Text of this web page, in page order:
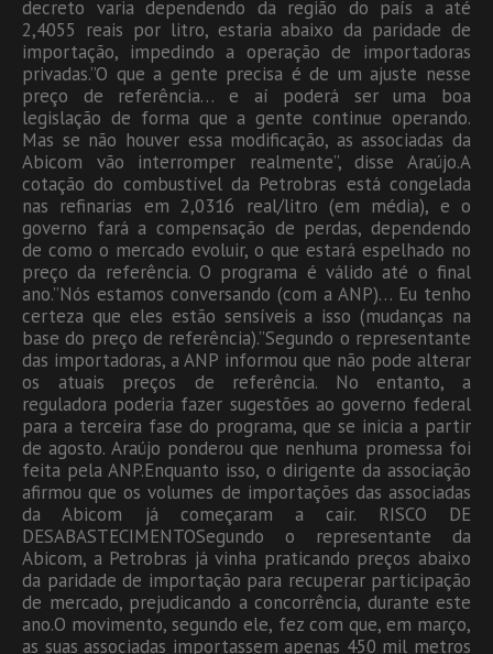
decreto varia dependendo da região do país a até
2,4055 reais por litro, estaria abaixo da paridade de
importação, impedindo a operação de importadoras
privadas.”O que a gente precisa é de um ajuste nesse
preço de referência… e aí poderá ser uma boa
legislação de forma que a gente continue operando.
Mas se não houver essa modificação, as associadas da
Abicom vão interromper realmente”, disse Araújo.A
cotação do combustível da Petrobras está congelada
nas refinarias em 2,0316 real/litro (em média), e o
governo fará a compensação de perdas, dependendo
de como o mercado evoluir, o que estará espelhado no
preço da referência. O programa é válido até o final
ano.”Nós estamos conversando (com a ANP)… Eu tenho
certeza que eles estão sensíveis a isso (mudanças na
base do preço de referência).”Segundo o representante
das importadoras, a ANP informou que não pode alterar
os atuais preços de referência. No entanto, a
reguladora poderia fazer sugestões ao governo federal
para a terceira fase do programa, que se inicia a partir
de agosto. Araújo ponderou que nenhuma promessa foi
feita pela ANP.Enquanto isso, o dirigente da associação
afirmou que os volumes de importações das associadas
da Abicom já começaram a cair. RISCO DE
DESABASTECIMENTOSegundo o representante da
Abicom, a Petrobras já vinha praticando preços abaixo
da paridade de importação para recuperar participação
de mercado, prejudicando a concorrência, durante este
ano.O movimento, segundo ele, fez com que, em março,
as suas associadas importassem apenas 450 mil metros